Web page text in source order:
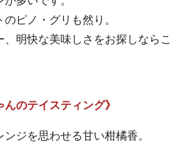
ピノ・グリも然り。
明快な美味しさをお探しならこ
んのテイスティング》
ジを思わせる甘い柑橘香。